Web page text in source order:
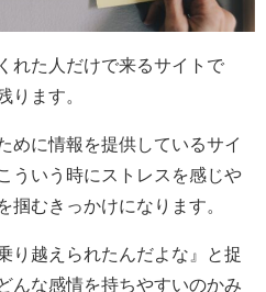
れた人だけで来るサイトで
ります。
めに情報を提供しているサイ
ういう時にストレスを感じや
掴むきっかけになります。
り越えられたんだよな』と捉
んな感情を持ちやすいのかみ